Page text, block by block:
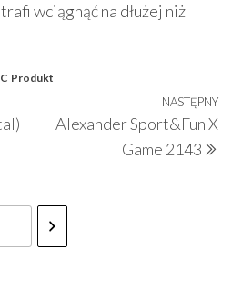
wciągnąć na dłużej niż
Produkt
NASTĘPNY
Alexander Sport&Fun X
Game 2143